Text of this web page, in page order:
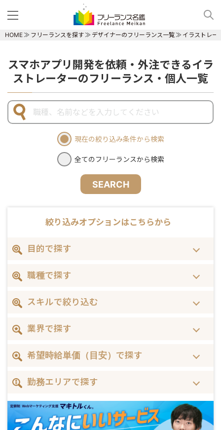
HOME フリーランスを探す デザイナーのフリーランス一覧 イラストレー
スマホアプリ開発を依頼・外注できるイラ
ストレーターのフリーランス・個人一覧
現在の絞り込み条件から検索
全てのフリーランスから検索
SEARCH
絞り込みオプションはこちらから
目的で探す
職種で探す
スキルで絞り込む
業界で探す
希望時給単価（目安）で探す
勤務エリアで探す